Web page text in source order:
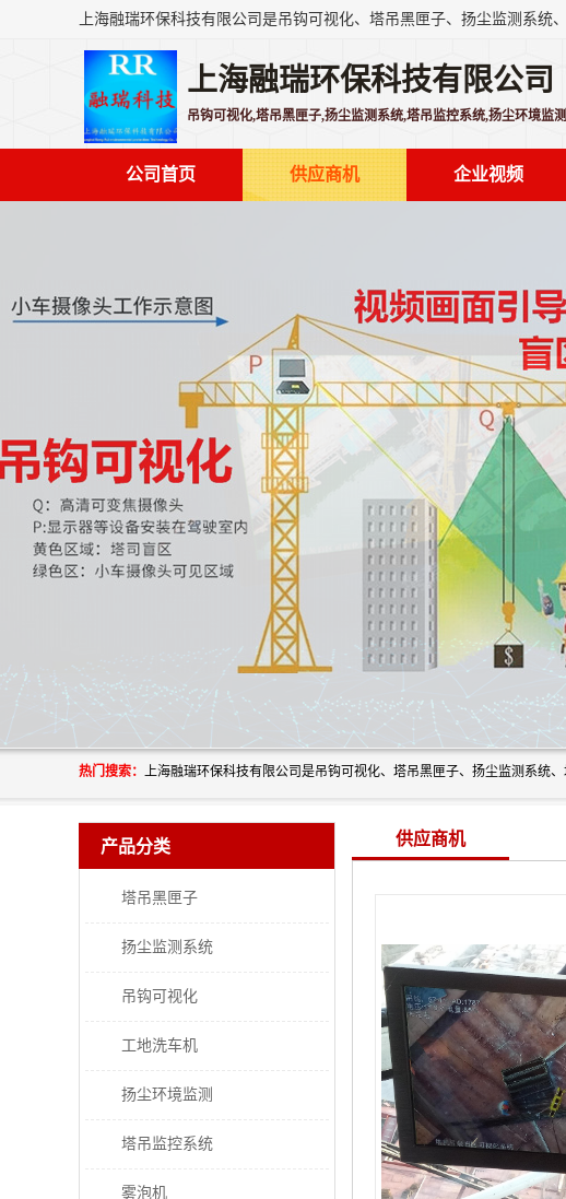
上海融瑞环保科技有限公司
吊钩可视化,塔吊黑匣子,扬尘监测系统,塔吊监控系统,扬尘环境监测
公司首页 供应商机 企业视频
热门搜索：
产品分类
塔吊黑匣子
扬尘监测系统
吊钩可视化
工地洗车机
扬尘环境监测
塔吊监控系统
雾泡机
供应商机